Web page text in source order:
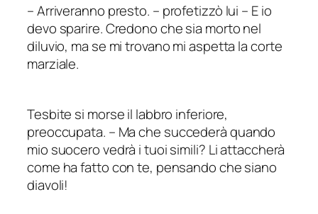
–Arriveranno presto. – profetizzò lui – E io
devo sparire. Credono che sia morto nel
diluvio, ma se mi trovano mi aspetta la corte
marziale.
Tesbite si morse il labbro inferiore,
preoccupata. – Ma che succederà quando
mio suocero vedrà i tuoi simili? Li attaccherà
come ha fatto con te, pensando che siano
diavoli!